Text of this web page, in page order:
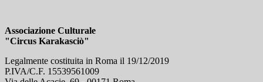
Associazione Culturale
"Circus Karakasciò"
Legalmente costituita in Roma il 19/12/2019
P.IVA/C.F. 15539561009